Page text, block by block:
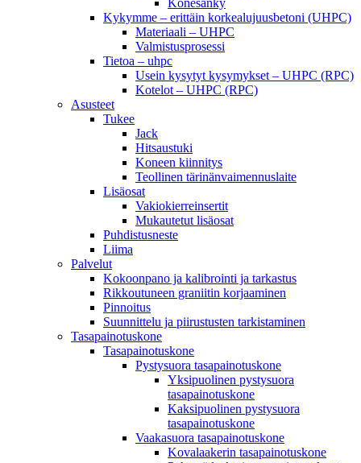
Konesänky
Kykymme – erittäin korkealujuusbetoni (UHPC)
Materiaali – UHPC
Valmistusprosessi
Tietoa – uhpc
Usein kysytyt kysymykset – UHPC (RPC)
Kotelot – UHPC (RPC)
Asusteet
Tukee
Jack
Hitsaustuki
Koneen kiinnitys
Teollinen tärinänvaimennuslaite
Lisäosat
Vakiokierreinsertit
Mukautetut lisäosat
Puhdistusneste
Liima
Palvelut
Kokoonpano ja kalibrointi ja tarkastus
Rikkoutuneen graniitin korjaaminen
Pinnoitus
Suunnittelu ja piirustusten tarkistaminen
Tasapainotuskone
Tasapainotuskone
Pystysuora tasapainotuskone
Yksipuolinen pystysuora
tasapainotuskone
Kaksipuolinen pystysuora
tasapainotuskone
Vaakasuora tasapainotuskone
Kovalaakerin tasapainotuskone